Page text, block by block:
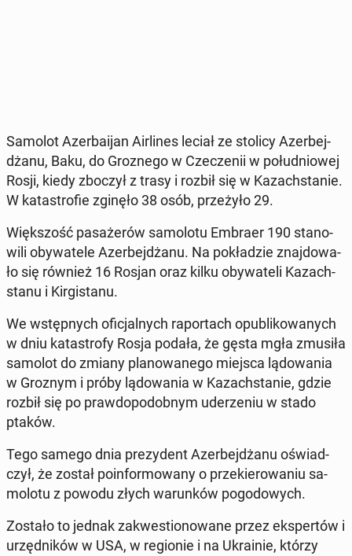
Samolot Azer­ba­ijan Air­li­nes leciał ze stolicy Azer­bej­
dża­nu, Baku, do Gro­zne­go w Cze­cze­nii w po­łu­dnio­wej
Rosji, kiedy zboczył z trasy i rozbił się w Ka­zach­sta­nie.
W ka­ta­stro­fie zginęło 38 osób, prze­ży­ło 29.
Więk­szość pa­sa­że­rów sa­mo­lo­tu Embraer 190 sta­no­
wi­li oby­wa­te­le Azer­bej­dża­nu. Na po­kła­dzie znaj­do­wa­
ło się również 16 Rosjan oraz kilku oby­wa­te­li Ka­zach­
sta­nu i Kir­gi­sta­nu.
We wstęp­nych ofi­cjal­nych ra­por­tach opu­bli­ko­wa­nych
w dniu ka­ta­stro­fy Rosja podała, że gęsta mgła zmusiła
samolot do zmiany pla­no­wa­ne­go miejsca lą­do­wa­nia
w Groznym i próby lą­do­wa­nia w Ka­zach­sta­nie, gdzie
rozbił się po praw­do­po­dob­nym ude­rze­niu w stado
ptaków.
Tego samego dnia pre­zy­dent Azer­bej­dża­nu oświad­
czył, że został po­in­for­mo­wa­ny o prze­kie­ro­wa­niu sa­
mo­lo­tu z powodu złych wa­run­ków po­go­do­wych.
Zostało to jednak za­kwe­stio­no­wa­ne przez eks­per­tów i
urzęd­ni­ków w USA, w re­gio­nie i na Ukra­inie, którzy